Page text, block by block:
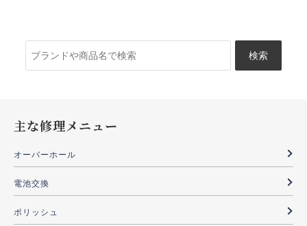
索:
主な修理メニュー
オーバーホール
電池交換
ポリッシュ